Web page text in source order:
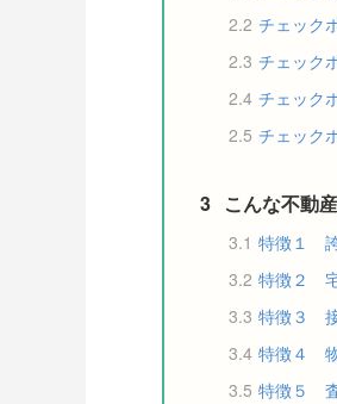
2.2 チェック
2.3 チェック
2.4 チェック
2.5 チェック
3 こんな不動
3.1 特徴１
3.2 特徴２
3.3 特徴３
3.4 特徴４
3.5 特徴５